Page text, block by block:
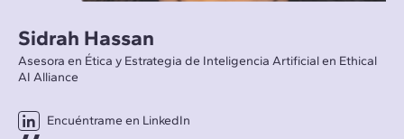
Sidrah Hassan
Asesora en Ética y Estrategia de Inteligencia Artificial en Ethical
AI Alliance
Encuéntrame en LinkedIn